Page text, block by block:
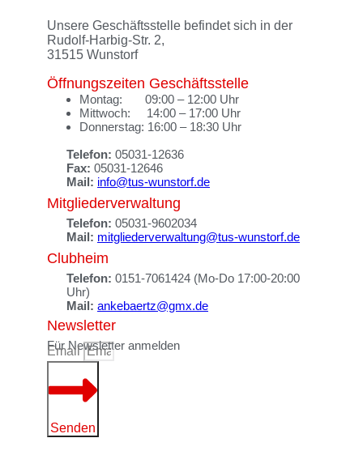
Unsere Geschäftsstelle befindet sich in der
Rudolf-Harbig-Str. 2,
31515 Wunstorf
Öffnungszeiten Geschäftsstelle
Montag: 09:00 – 12:00 Uhr
Mittwoch: 14:00 – 17:00 Uhr
Donnerstag: 16:00 – 18:30 Uhr
Telefon: 05031-12636
Fax: 05031-12646
Mail: info@tus-wunstorf.de
Mitgliederverwaltung
Telefon: 05031-9602034
Mail: mitgliederverwaltung@tus-wunstorf.de
Clubheim
Telefon: 0151-7061424 (Mo-Do 17:00-20:00
Uhr)
Mail: ankebaertz@gmx.de
Newsletter
Für Newsletter anmelden
Email
Senden